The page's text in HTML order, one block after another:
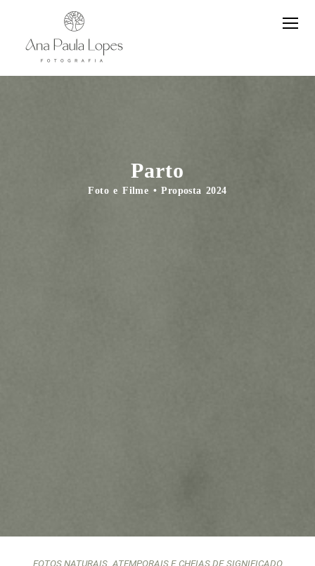
Parto
Foto e Filme • Proposta 2024
FOTOS NATURAIS, ATEMPORAIS E CHEIAS DE SIGNIFICADO